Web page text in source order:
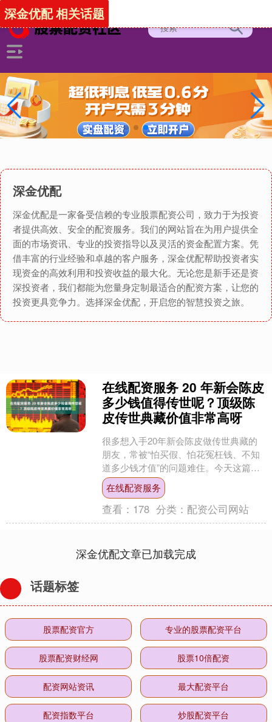
深金优配
深金优配是一家备受信赖的专业股票配资公司，致力于为投资
者提供高效、安全的配资服务。我们的网站旨在为用户提供全
面的市场资讯、专业的投资指导以及灵活的资金配置方案。凭
借丰富的行业经验和卓越的客户服务，深金优配帮助投资者实
现资金的高效利用和投资收益的最大化。无论您是新手还是资
深投资者，我们都能为您量身定制最适合的配资方案，让您的
投资更具竞争力。选择深金优配，开启您的智慧投资之旅。
深金优配 相关话题
在线配资服务 20 年新会陈皮
多少钱值得传世呢？顶级陈
皮传世典藏价值非常高呀
很多想入手20年新会陈皮做传世典藏的
朋友，常被“怕买假、怕花冤枉钱、不知
道多少钱才值”的问题难住。今天这篇纯
干货在线配资服务，帮你搞懂20年新会
陈皮的传世价值与....
在线配资服务
查看： 178 分类： 配资公司网站
深金优配文章已加载完成
话题标签
股票配资官方 专业的股票配资平台
股票配资财经网 股票10倍配资
配资网站资讯 最大配资平台
配资指数平台 炒股配资平台